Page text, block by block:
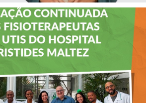
7 LEVA EDUCAÇÃO
AOS
DAS UTIs